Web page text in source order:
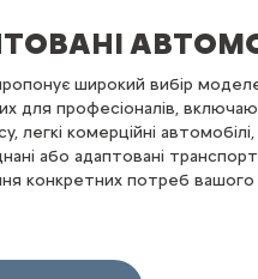
широкий вибір
для професіоналів,
легкі комерційні автомобілі,
або адаптовані
конкретних потреб вашого